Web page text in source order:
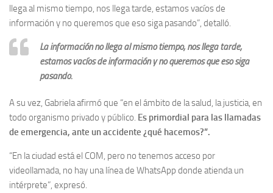
llega al mismo tiempo, nos llega tarde, estamos vacíos de
información y no queremos que eso siga pasando”, detalló.
La información no llega al mismo tiempo, nos llega tarde,
estamos vacíos de información y no queremos que eso siga
pasando.
A su vez, Gabriela afirmó que “en el ámbito de la salud, la justicia, en
todo organismo privado y público. Es primordial para las llamadas
de emergencia, ante un accidente ¿qué hacemos?”.
“En la ciudad está el COM, pero no tenemos acceso por
videollamada, no hay una línea de WhatsApp donde atienda un
intérprete”, expresó.